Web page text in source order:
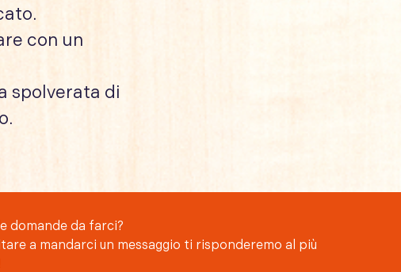
con un
spolverata di
domande da farci?
a mandarci un messaggio ti risponderemo al più